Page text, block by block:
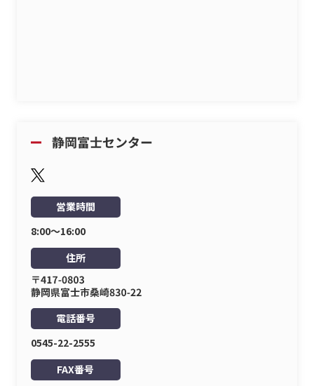
営業時間
8:00〜16:00
住所
電話番号
0545-22-2555
FAX番号